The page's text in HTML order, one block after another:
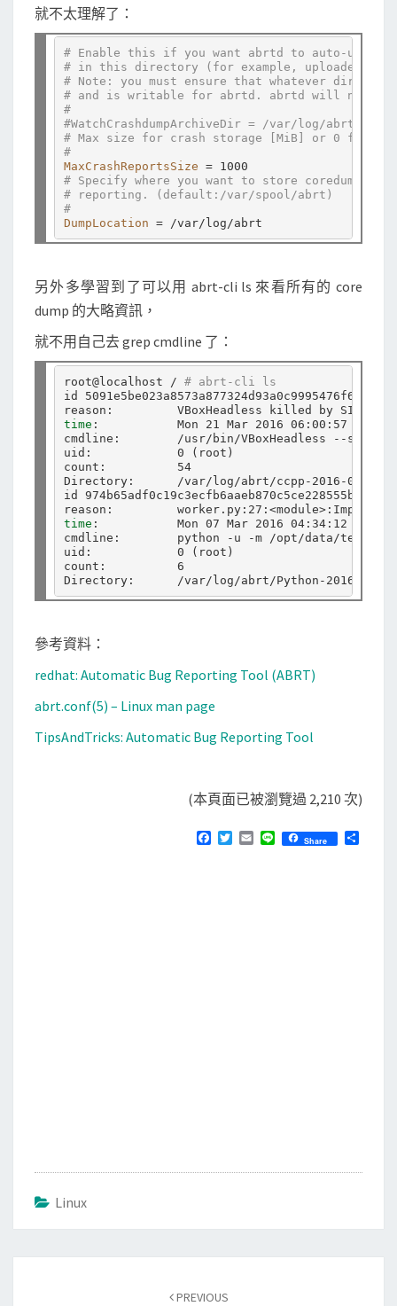
就不太理解了：
# Enable this if you want abrtd to auto-unpack
# in this directory (for example, uploaded
# Note: you must ensure that whatever
# and is writable for abrtd. abrtd will not
#
#WatchCrashdumpArchiveDir = /var/log/abrt-
# Max size for crash storage [MiB] or 0 for
#
MaxCrashReportsSize =
# Specify where you want to store coredumps
# reporting. (default:/var/spool/abrt)
#
DumpLocation =
另外多學習到了可以用 abrt-cli ls 來看所有的 core
dump 的大略資訊，
就不用自己去 grep cmdline 了：
root@localhost / # abrt-cli ls
id 5091e5be023a8573a877324d93a0c9995476f684
time :           Mon 21 Mar 2016 06:00:57 AM CST
cmdline:        /usr/bin/VBoxHeadless --startvm
uid:            0
( root )
count:          54
Directory:      /var/log/abrt/ccpp-2016-03-21-
id 974b65adf0c19c3ecfb6aaeb870c5ce228555b2b
time :           Mon 07 Mar 2016 04:34:12 PM CST
cmdline:        python -u -m /opt/data/
uid:            0
( root )
count:          6
參考資料：
redhat: Automatic Bug Reporting Tool (ABRT)
abrt.conf(5) – Linux man page
TipsAndTricks: Automatic Bug Reporting Tool
(本頁面已被瀏覽過 2,210 次)
T
E
Share
Linux
PREVIOUS